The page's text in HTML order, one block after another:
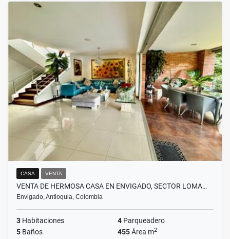
CASA VENTA
VENTA DE HERMOSA CASA EN ENVIGADO, SECTOR LOMA…
Envigado, Antioquia, Colombia
3 Habitaciones 4 Parqueadero
5 Baños 455Área m2